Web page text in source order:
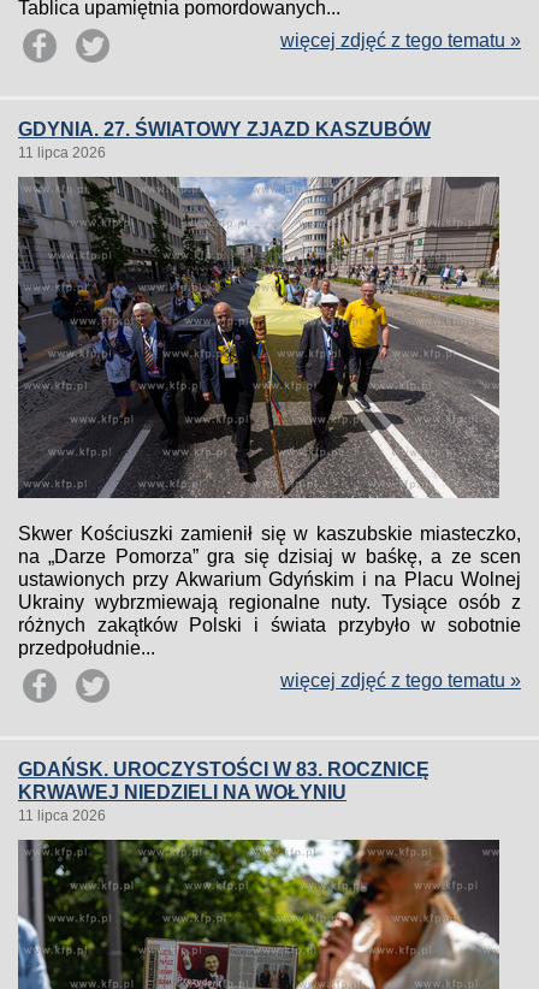
Tablica upamiętnia pomordowanych...
więcej zdjęć z tego tematu »
GDYNIA. 27. ŚWIATOWY ZJAZD KASZUBÓW
11 lipca 2026
Skwer Kościuszki zamienił się w kaszubskie miasteczko,
na „Darze Pomorza” gra się dzisiaj w baśkę, a ze scen
ustawionych przy Akwarium Gdyńskim i na Placu Wolnej
Ukrainy wybrzmiewają regionalne nuty. Tysiące osób z
różnych zakątków Polski i świata przybyło w sobotnie
przedpołudnie...
więcej zdjęć z tego tematu »
GDAŃSK. UROCZYSTOŚCI W 83. ROCZNICĘ
KRWAWEJ NIEDZIELI NA WOŁYNIU
11 lipca 2026